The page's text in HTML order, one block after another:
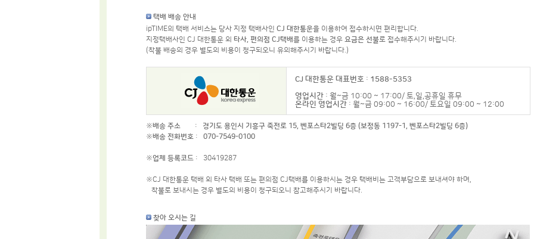
택배 배송 안내
ipTIME의 택배 서비스는 당사 지정 택배사인 CJ 대한통운을 이용하여 접수하시면 편리합니다.
지정택배사인 CJ 대한통운 외 타사, 편의점 CJ택배를 이용하는 경우 요금은 선불로 접수해주시기 바랍니다.
(착불 배송의 경우 별도의 비용이 청구되오니 유의해주시기 바랍니다.)
CJ 대한통운 대표번호: 1588-5353
영업시간: 월~금 10:00 ~ 17:00/ 토,일,공휴일 휴무
온라인 영업시간: 월~금 09:00 ~ 16:00/ 토요일 09:00 ~ 12:00
※배송 주소:
경기도 용인시 기흥구 죽전로 15, 벤포스타2빌딩 6층 (보정동 1197-1, 벤포스타2빌딩 6층)
※배송 전화번호: 070-7549-0100
※업체 등록코드: 30419287
※CJ 대한통운 택배 외 타사 택배 또는 편의점 CJ택배를 이용하시는 경우 택배비는 고객부담으로 보내셔야 하며,
착불로 보내시는 경우 별도의 비용이 청구되오니 참고해주시기 바랍니다.
찾아 오시는 길